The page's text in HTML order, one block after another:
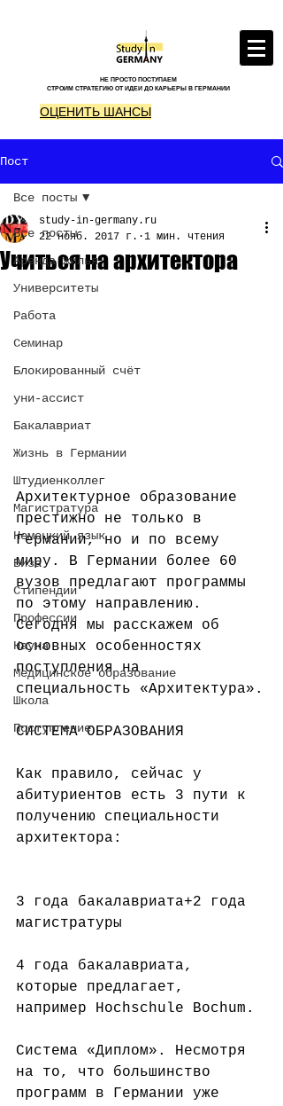
НЕ ПРОСТО ПОСТУПАЕМ
СТРОИМ СТРАТЕГИЮ ОТ ИДЕИ ДО КАРЬЕРЫ В ГЕРМАНИИ
ОЦЕНИТЬ ШАНСЫ
Пост
Все посты
Аренда жилья
Университеты
Работа
Семинар
Блокированный счёт
уни-ассист
Бакалавриат
Жизнь в Германии
Штудиенколлег
Магистратура
Немецкий язык
Виза
Стипендии
Профессии
Наука
Медицинское образование
Школа
Поступление
Все посты
Учиться на архитектора
study-in-germany.ru
22 нояб. 2017 г.
1 мин. чтения
Архитектурное образование
престижно не только в
Германии, но и по всему
миру. В Германии более 60
вузов предлагают программы
по этому направлению.
Сегодня мы расскажем об
основных особенностях
поступления на
специальность «Архитектура».
СИСТЕМА ОБРАЗОВАНИЯ
Как правило, сейчас у
абитуриентов есть 3 пути к
получению специальности
архитектора:
3 года бакалавриата+2 года
магистратуры
4 года бакалавриата,
которые предлагает,
например Hochschule Bochum.
Система «Диплом». Несмотря
на то, что большинство
программ в Германии уже